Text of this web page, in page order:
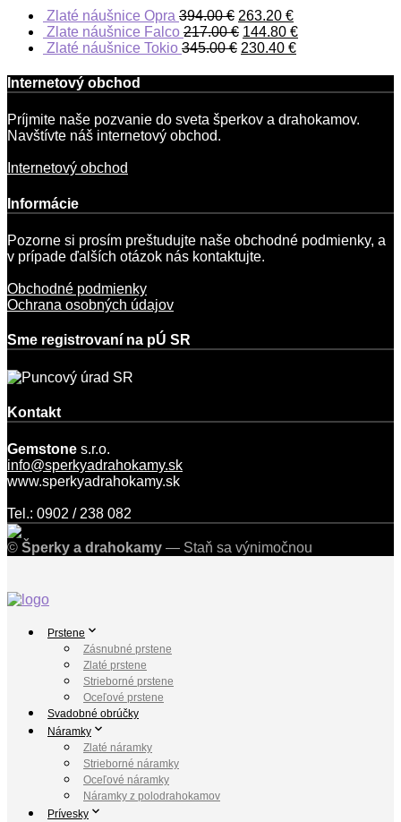
Zlaté náušnice Opra 394.00€ 263.20 €
Zlate náušnice Falco 217.00€ 144.80 €
Zlaté náušnice Tokio 345.00€ 230.40 €
Internetový obchod
Príjmite naše pozvanie do sveta šperkov a drahokamov.
Navštívte náš internetový obchod.
Internetový obchod
Informácie
Pozorne si prosím preštudujte naše obchodné podmienky, a
v prípade ďalších otázok nás kontaktujte.
Obchodné podmienky
Ochrana osobných údajov
Sme registrovaní na pÚ SR
Kontakt
Gemstone s.r.o.
info@sperkyadrahokamy.sk
www.sperkyadrahokamy.sk
Tel.: 0902 / 238 082
© Šperky a drahokamy — Staň sa výnimočnou
Prstene
Zásnubné prstene
Zlaté prstene
Strieborné prstene
Oceľové prstene
Svadobné obrúčky
Náramky
Zlaté náramky
Strieborné náramky
Oceľové náramky
Náramky z polodrahokamov
Prívesky